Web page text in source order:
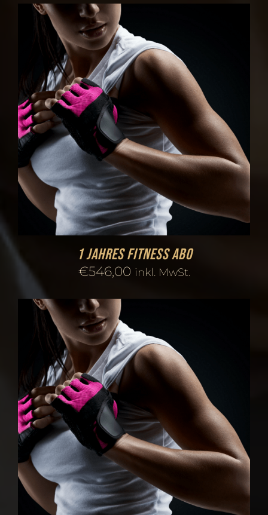
1 Jahres Fitness Abo
€546,00 inkl. MwSt.